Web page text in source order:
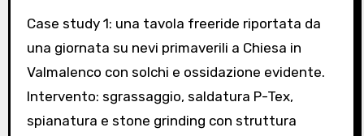
Case study 1: una tavola freeride riportata da
una giornata su nevi primaverili a Chiesa in
Valmalenco con solchi e ossidazione evidente.
Intervento: sgrassaggio, saldatura P-Tex,
spianatura e stone grinding con struttura